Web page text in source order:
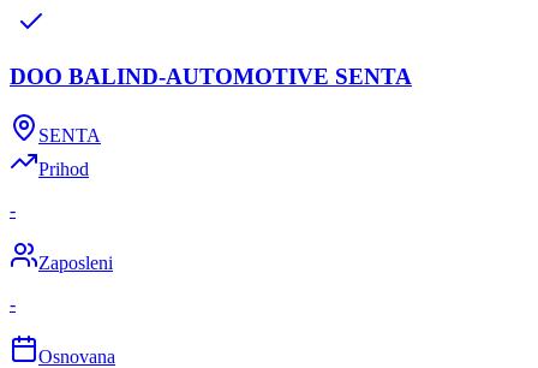
DOO BALIND-AUTOMOTIVE SENTA
SENTA
Prihod
-
Zaposleni
-
Osnovana